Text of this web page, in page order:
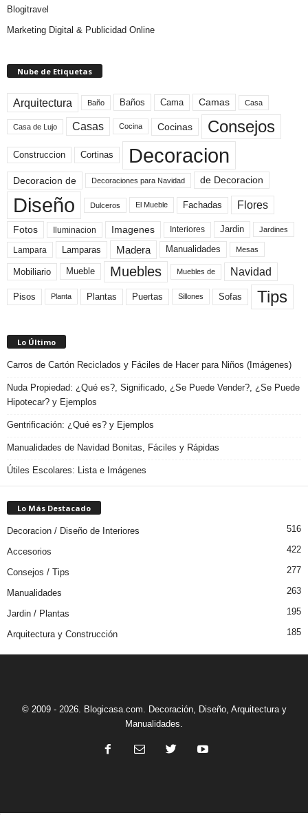
Blogitravel
Marketing Digital & Publicidad Online
Nube de Etiquetas
Arquitectura Baño Baños Cama Camas Casa
Casa de Lujo Casas Cocina Cocinas Consejos
Construccion Cortinas Decoracion
Decoracion de Decoraciones para Navidad de Decoracion
Diseño Dulceros El Mueble Fachadas Flores
Fotos Iluminacion Imagenes Interiores Jardin Jardines
Lampara Lamparas Madera Manualidades Mesas
Mobiliario Mueble Muebles Muebles de Navidad
Pisos Planta Plantas Puertas Sillones Sofas Tips
Lo Último
Carros de Cartón Reciclados y Fáciles de Hacer para Niños (Imágenes)
Nuda Propiedad: ¿Qué es?, Significado, ¿Se Puede Vender?, ¿Se Puede
Hipotecar? y Ejemplos
Gentrificación: ¿Qué es? y Ejemplos
Manualidades de Navidad Bonitas, Fáciles y Rápidas
Útiles Escolares: Lista e Imágenes
Lo Más Destacado
Decoracion / Diseño de Interiores 516
Accesorios 422
Consejos / Tips 277
Manualidades 263
Jardin / Plantas 195
Arquitectura y Construcción 185
© 2009 - 2026. Blogicasa.com. Decoración, Diseño, Arquitectura y
Manualidades.